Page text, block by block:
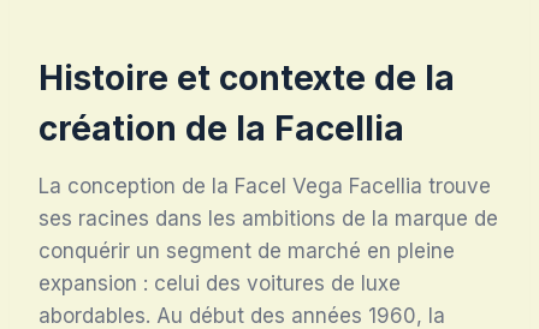
Histoire et contexte de la
création de la Facellia
La conception de la Facel Vega Facellia trouve
ses racines dans les ambitions de la marque de
conquérir un segment de marché en pleine
expansion : celui des voitures de luxe
abordables. Au début des années 1960, la